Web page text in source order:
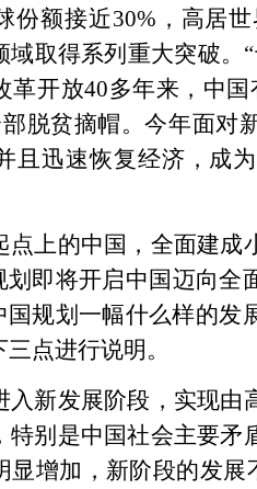
份额接近30%，高居
取得系列重大突破。
革开放40多年来，中
脱贫摘帽。今年面对
且迅速恢复经济，成
点上的中国，全面建成
划即将开启中国迈向
国规划一幅什么样的
点进行说明。
入新发展阶段，实现由
特别是中国社会主要矛
显增加，新阶段的发展